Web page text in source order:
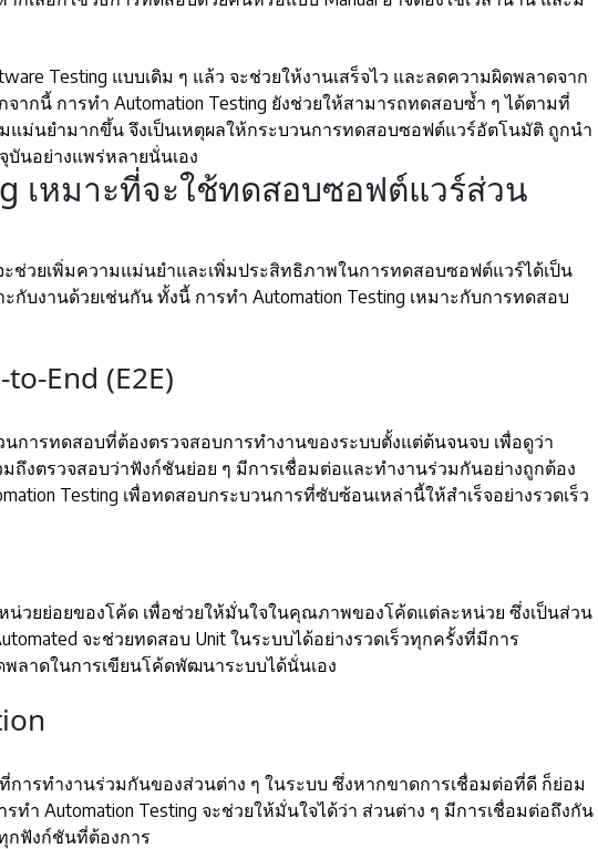
Testing แบบเดิม ๆ แล้ว จะช่วยให้งานเสร็จไว และลดความผิดพลาดจาก
ากนี้ การทำ Automation Testing ยังช่วยให้สามารถทดสอบซ้ำ ๆ ได้ตามที่
แม่นยำมากขึ้น จึงเป็นเหตุผลให้กระบวนการทดสอบซอฟต์แวร์อัตโนมัติ ถูกนำ
นอย่างแพร่หลายนั่นเอง
เหมาะที่จะใช้ทดสอบซอฟต์แวร์ส่วน
ะช่วยเพิ่มความแม่นยำและเพิ่มประสิทธิภาพในการทดสอบซอฟต์แวร์ได้เป็น
กับงานด้วยเช่นกัน ทั้งนี้ การทำ Automation Testing เหมาะกับการทดสอบ
End (E2E)
การทดสอบที่ต้องตรวจสอบการทำงานของระบบตั้งแต่ต้นจนจบ เพื่อดูว่า
ถึงตรวจสอบว่าฟังก์ชันย่อย ๆ มีการเชื่อมต่อและทำงานร่วมกันอย่างถูกต้อง
Testing เพื่อทดสอบกระบวนการที่ซับซ้อนเหล่านี้ให้สำเร็จอย่างรวดเร็ว
น่วยย่อยของโค้ด เพื่อช่วยให้มั่นใจในคุณภาพของโค้ดแต่ละหน่วย ซึ่งเป็นส่วน
จะช่วยทดสอบ Unit ในระบบได้อย่างรวดเร็วทุกครั้งที่มีการ
ลาดในการเขียนโค้ดพัฒนาระบบได้นั่นเอง
การทำงานร่วมกันของส่วนต่าง ๆ ในระบบ ซึ่งหากขาดการเชื่อมต่อที่ดี ก็ย่อม
ำ Automation Testing จะช่วยให้มั่นใจได้ว่า ส่วนต่าง ๆ มีการเชื่อมต่อถึงกัน
กฟังก์ชันที่ต้องการ